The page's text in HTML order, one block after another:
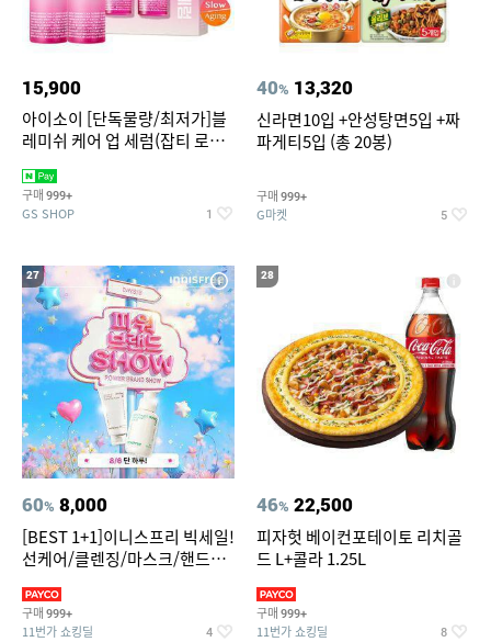
15,900
아이소이 [단독물량/최저가]블
레미쉬 케어 업 세럼(잡티 로즈
2027-04-24)
구매 999+
GS SHOP 1
40% 13,320
신라면10입 +안성탕면5입 +짜
파게티5입 (총 20봉)
구매 999+
G마켓 5
27
60% 8,000
[BEST 1+1]이니스프리 빅세일!
선케어/클렌징/마스크/핸드크
구매 999+
11번가 쇼킹딜 4
28
46% 22,500
피자헛 베이컨포테이토 리치골
드 L+콜라 1.25L
구매 999+
11번가 쇼킹딜 8